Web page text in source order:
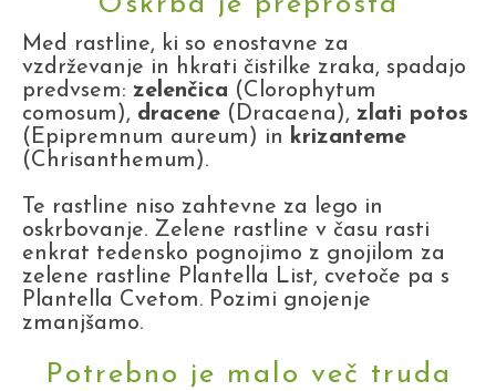
Med rastline, ki so enostavne za
vzdrževanje in hkrati čistilke zraka, spadajo
predvsem: zelenčica (Clorophytum
comosum), dracene (Dracaena), zlati potos
(Epipremnum aureum) in krizanteme
(Chrisanthemum).
Te rastline niso zahtevne za lego in
oskrbovanje. Zelene rastline v času rasti
enkrat tedensko pognojimo z gnojilom za
zelene rastline Plantella List, cvetoče pa s
Plantella Cvetom. Pozimi gnojenje
zmanjšamo.
Potrebno je malo več truda